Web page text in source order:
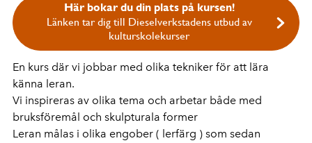
Här bokar du din plats på kursen!
Länken tar dig till Dieselverkstadens utbud av
kulturskolekurser
En kurs där vi jobbar med olika tekniker för att lära
känna leran.
Vi inspireras av olika tema och arbetar både med
bruksföremål och skulpturala former
Leran målas i olika engober ( lerfärg ) som sedan